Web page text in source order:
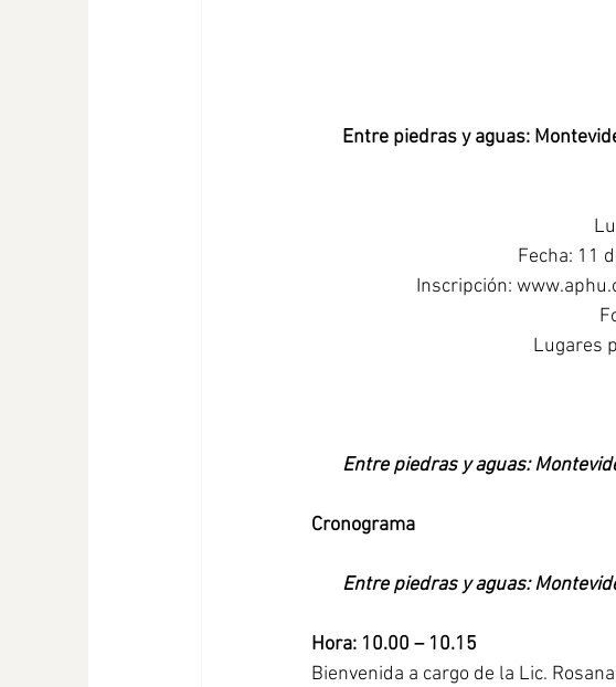
Entre piedras y aguas:
Fecha: 11
Inscripción:
Lugares
Entre piedras y aguas:
Cronograma
Entre piedras y aguas:
Hora: 10.00 – 10.15
Bienvenida a cargo de la Lic.